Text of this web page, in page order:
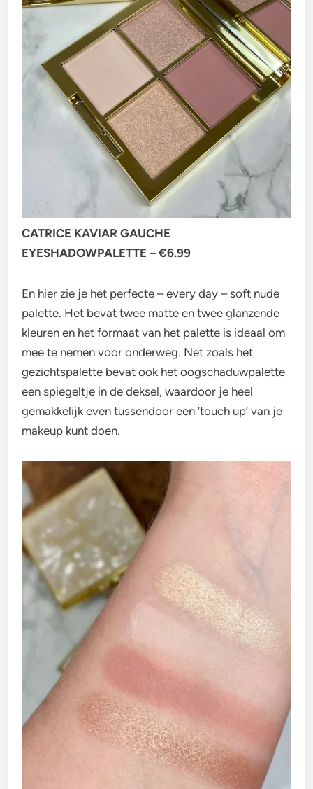
CATRICE KAVIAR GAUCHE
EYESHADOWPALETTE – €6.99
En hier zie je het perfecte – every day – soft nude
palette. Het bevat twee matte en twee glanzende
kleuren en het formaat van het palette is ideaal om
mee te nemen voor onderweg. Net zoals het
gezichtspalette bevat ook het oogschaduwpalette
een spiegeltje in de deksel, waardoor je heel
gemakkelijk even tussendoor een ’touch up’ van je
makeup kunt doen.